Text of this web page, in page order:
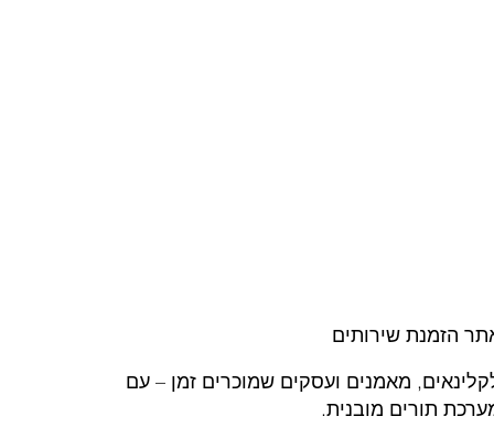
הזמנת שירותים
מאמנים ועסקים שמוכרים זמן – עם
תורים מובנית.